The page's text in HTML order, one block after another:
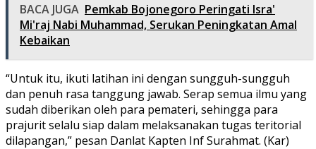
BACA JUGA Pemkab Bojonegoro Peringati Isra'
Mi'raj Nabi Muhammad, Serukan Peningkatan Amal
Kebaikan
“Untuk itu, ikuti latihan ini dengan sungguh-sungguh
dan penuh rasa tanggung jawab. Serap semua ilmu yang
sudah diberikan oleh para pemateri, sehingga para
prajurit selalu siap dalam melaksanakan tugas teritorial
dilapangan,” pesan Danlat Kapten Inf Surahmat. (Kar)